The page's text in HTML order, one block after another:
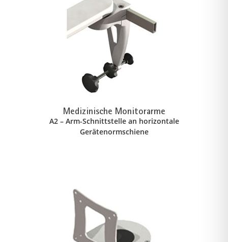
Medizinische Monitorarme
A2 – Arm-Schnittstelle an horizontale
Gerätenormschiene